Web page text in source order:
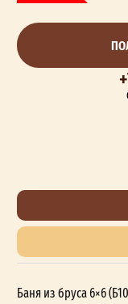
Баня из бруса 6×6